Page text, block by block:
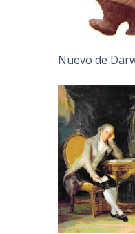
Nuevo de